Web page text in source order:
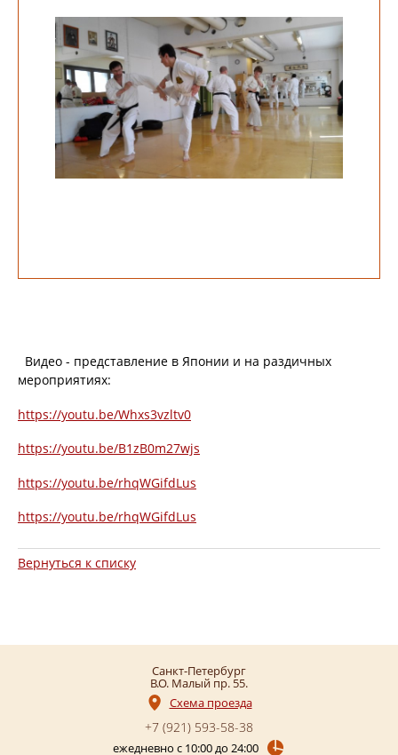
Видео - представление в Японии и на раздичных
мероприятиях:
https://youtu.be/Whxs3vzltv0
https://youtu.be/B1zB0m27wjs
https://youtu.be/rhqWGifdLus
https://youtu.be/rhqWGifdLus
Вернуться к списку
Санкт-Петербург
В.О. Малый пр. 55
Схема проезда
+7 (921) 593-58-38
ежедневно с 10:00 до 24:00